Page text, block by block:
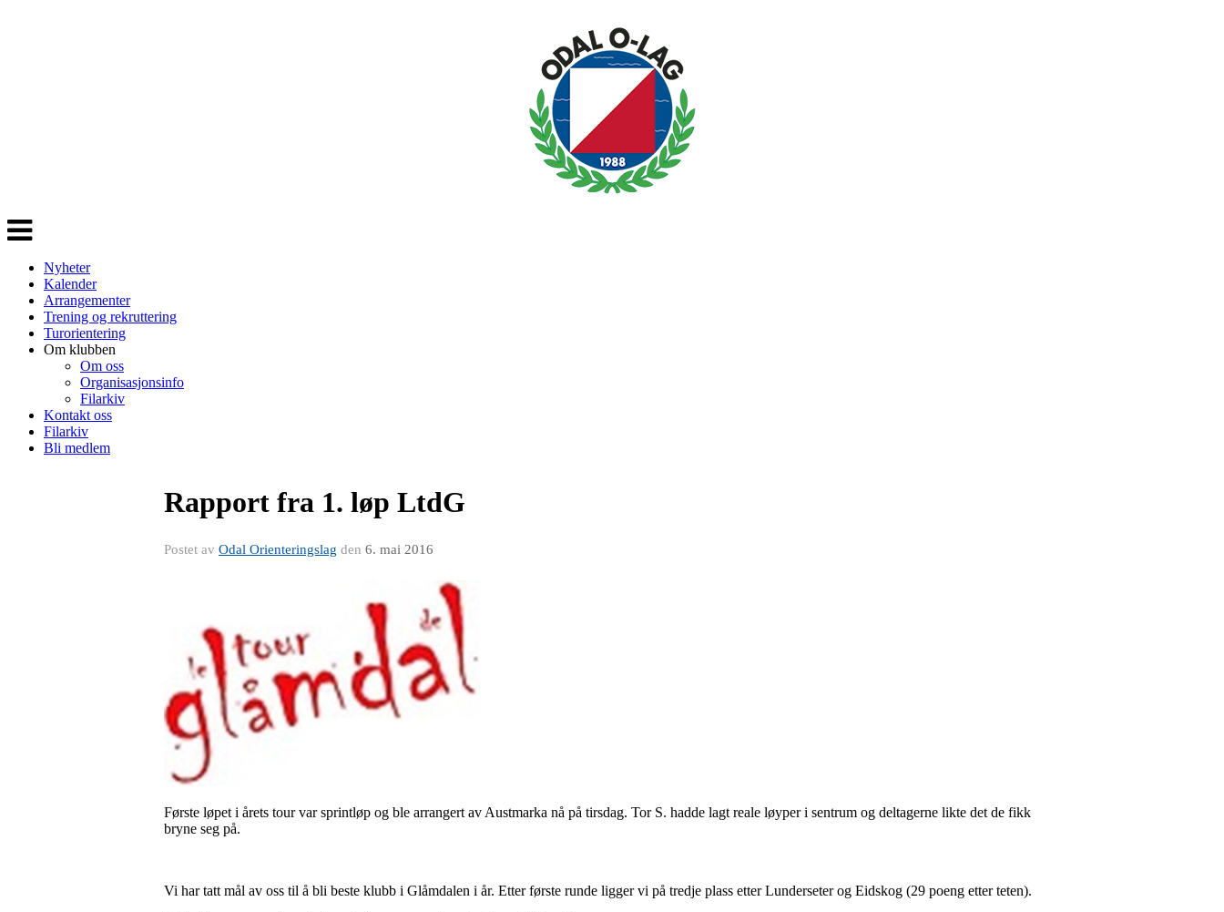
Veksle
navigasjon
Nyheter
Kalender
Arrangementer
Trening og rekruttering
Turorientering
Om klubben
Om oss
Organisasjonsinfo
Filarkiv
Kontakt oss
Filarkiv
Bli medlem
Rapport fra 1. løp LtdG
Postet av Odal Orienteringslag den 6. mai 2016
Første løpet i årets tour var sprintløp og ble arrangert av Austmarka nå på tirsdag. Tor S. hadde lagt reale løyper i sentrum og deltagerne likte det de fikk
bryne seg på.
Vi har tatt mål av oss til å bli beste klubb i Glåmdalen i år. Etter første runde ligger vi på tredje plass etter Lunderseter og Eidskog (29 poeng etter teten).